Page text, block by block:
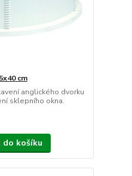
cm
anglického dvorku
sklepního okna.
do košíku